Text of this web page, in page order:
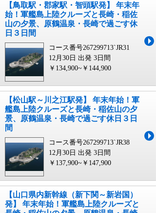
【鳥取駅・郡家駅・智頭駅発】 年末年
始！軍艦島上陸クルーズと長崎・稲佐
山の夕景、原鶴温泉・長崎で過ごす休
日３日間
コース番号267299713`JR31
12月30日 出発 3日間
￥134,900~￥144,900
【松山駅～川之江駅発】 年末年始！軍
艦島上陸クルーズと長崎・稲佐山の夕
景、原鶴温泉・長崎で過ごす休日３日
間
コース番号267299713`JR38
12月30日 出発 3日間
￥137,900~￥147,900
【山口県内新幹線（新下関～新岩国）
発】 年末年始！軍艦島上陸クルーズと